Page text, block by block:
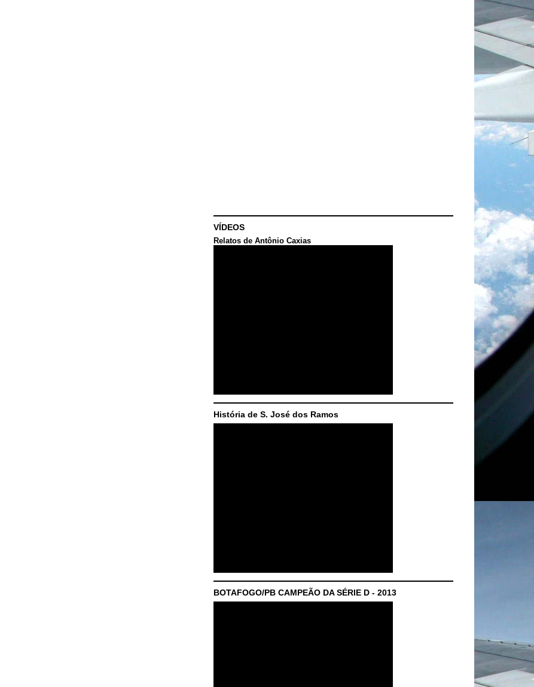
VÍDEOS
Relatos de Antônio Caxias
História de S. José dos Ramos
BOTAFOGO/PB CAMPEÃO DA SÉRIE D - 2013